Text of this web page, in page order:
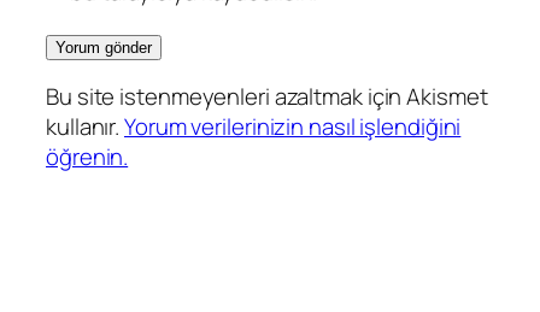
Bu site istenmeyenleri azaltmak için Akismet
kullanır.Yorum verilerinizin nasıl işlendiğini
öğrenin.